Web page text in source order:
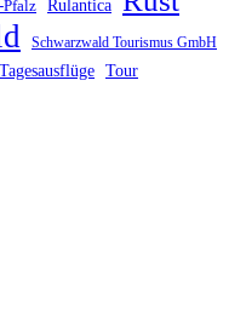
Rulantica
Schwarzwald Tourismus GmbH
Tagesausflüge Tour